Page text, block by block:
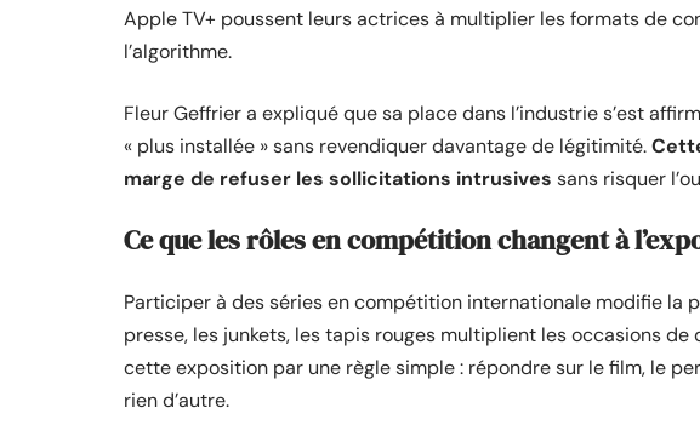
Apple TV+ poussent leurs actrices à multiplier les formats de
l’algorithme.
Fleur Geffrier a expliqué que sa place dans l’industrie s’est
« plus installée » sans revendiquer davantage de légitimité.
marge de refuser les sollicitations intrusives sans risquer
Ce que les rôles en compétition changent à
Participer à des séries en compétition internationale modifie la
presse, les junkets, les tapis rouges multiplient les occasions de
cette exposition par une règle simple : répondre sur le film, le
rien d’autre.